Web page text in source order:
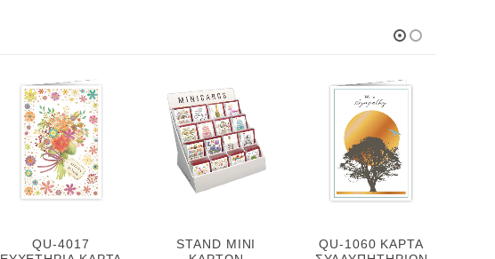
QU-4017
STAND ΜΙΝΙ
QU-1060 ΚΑΡΤΑ